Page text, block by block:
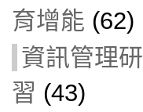
育增能 (62)
資訊管理研
習 (43)